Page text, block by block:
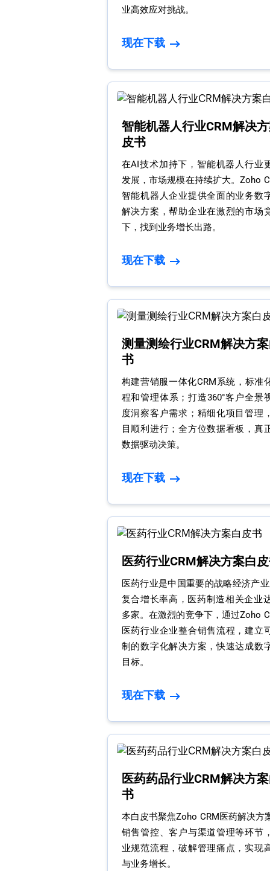
业高效应对挑战。
现在下载
智能机器人行业CRM解决
皮书
在AI技术加持下，智能机器人行业
发展，市场规模在持续扩大。Zoho
智能机器人企业提供全面的业务数
解决方案，帮助企业在激烈的市场
下，找到业务增长出路。
现在下载
测量测绘行业CRM解决方
书
构建营销服一体化CRM系统，标准
程和管理体系；打造360°客户全景
度洞察客户需求；精细化项目管理
目顺利进行；全方位数据看板，真
数据驱动决策。
现在下载
医药行业CRM解决方案白
医药行业是中国重要的战略经济产
复合增长率高，医药制造相关企业
多家。在激烈的竞争下，通过Zoho
医药行业企业整合销售流程，建立
制的数字化解决方案，快速达成数
目标。
现在下载
医药药品行业CRM解决方
书
本白皮书聚焦Zoho CRM医药解决方
销售管控、客户与渠道管理等环节
业规范流程，破解管理痛点，实现
与业务增长。